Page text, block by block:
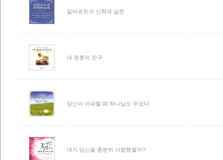
칼바르트의 신학과 실천
내 영혼의 친구
당신이 아파할 때 하나님도 우셨다
내가 당신을 충분히 사랑했을까?